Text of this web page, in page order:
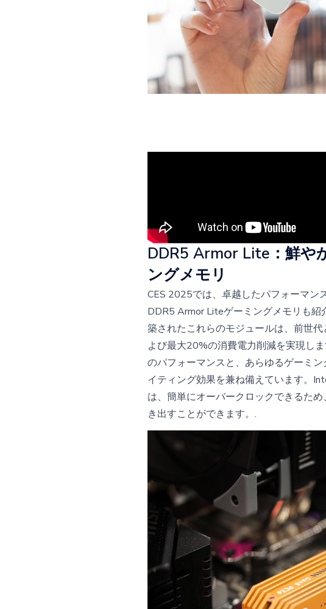
DDR5 Armor Lite：鮮や
ングメモリ
CES 2025では、卓越したパフォーマ
DDR5 Armor Liteゲーミングメモリも
築されたこれらのモジュールは、前世
よび最大20%の消費電力削減を実現し
のパフォーマンスと、あらゆるゲーミ
イティング効果を兼ね備えています。
は、簡単にオーバークロックできるた
き出すことができます。.